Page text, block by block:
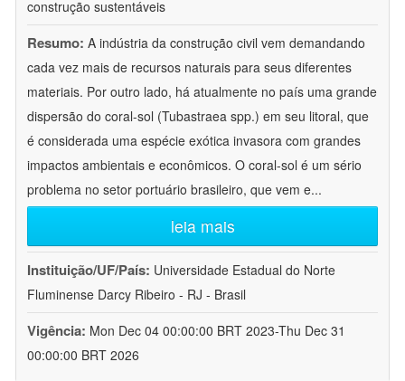
construção sustentáveis
Resumo: A indústria da construção civil vem demandando
cada vez mais de recursos naturais para seus diferentes
materiais. Por outro lado, há atualmente no país uma grande
dispersão do coral-sol (Tubastraea spp.) em seu litoral, que
é considerada uma espécie exótica invasora com grandes
impactos ambientais e econômicos. O coral-sol é um sério
problema no setor portuário brasileiro, que vem e...
leia mais
Instituição/UF/País: Universidade Estadual do Norte
Fluminense Darcy Ribeiro - RJ - Brasil
Vigência: Mon Dec 04 00:00:00 BRT 2023-Thu Dec 31
00:00:00 BRT 2026